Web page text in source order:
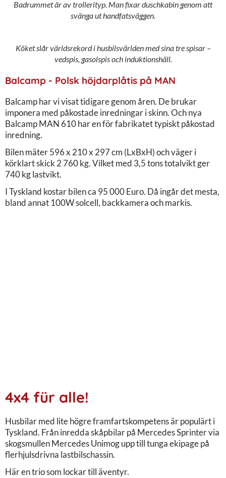
Badrummet är av trollerityp. Man fixar duschkabin genom att
svänga ut handfatsväggen.
Köket slår världsrekord i husbilsvärlden med sina tre spisar –
vedspis, gasolspis och induktionshäll.
Balcamp - Polsk höjdarplåtis på MAN
Balcamp har vi visat tidigare genom åren. De brukar
imponera med påkostade inredningar i skinn. Och nya
Balcamp MAN 610 har en för fabrikatet typiskt påkostad
inredning.
Bilen mäter 596 x 210 x 297 cm (LxBxH) och väger i
körklart skick 2 760 kg. Vilket med 3,5 tons totalvikt ger
740 kg lastvikt.
I Tyskland kostar bilen ca 95 000 Euro. Då ingår det mesta,
bland annat 100W solcell, backkamera och markis.
4x4 für alle!
Husbilar med lite högre framfartskompetens är populärt i
Tyskland. Från inredda skåpbilar på Mercedes Sprinter via
skogsmullen Mercedes Unimog upp till tunga ekipage på
flerhjulsdrivna lastbilschassin.
Här en trio som lockar till äventyr.